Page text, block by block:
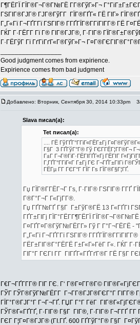
Г¶ГЁГЇ ГЇГ®Г¬Г®Г№ГЁ Г­Г®ГўГ»Г¬
ГЅГІГ®ГЈГ® ГЈГ®ГўГ­Г ГЇГ®ГҐГ« ГЁ ГІГ»
Г„Г«Гї Г¬ГҐГ­Гї ГЅГІГ® Г­ГҐГЇГ®Г­ГїГІГ­Г® ГЁ
ГЌГ Г·ГЁГ­Г Гї Г® ГІГ®ГЈГ®, Г·ГІГ®
Г·ГЁГўГ Гї ГґГіГґГ«Г®ГўГ»Г¬
Good judgment comes from expirience.
Expirience comes from bad judgment
Добавлено: Вторник, Сентября 30, 2014 10:33pm
Slava писал(а):
Tet писал(а):
.... ГЁ ГўГҐГ°Г­ГіГ«ГЁГ±Гј
Г§Г 3 ГҐГўГ°Г® Гў ГЄГ­ГЁГ¦Г­Г®Г¬
Г±Г Г¬Г®ГіГ·ГЁГІГҐГ«Гј ГЁГІГ
Г‚ГҐГ°Г­ГіГ«Г Г±Гј ГЄ Г¬ГҐГ±ГІГі
ГЁГµ Г­Г ГЄГ°Г ГЇГ Гѕ ГЇГ®Г§Г¦ГҐ.
Гџ ГЇГ®Г­ГЁГ¬Г Гѕ, Г·ГІГ® ГЅГІГ® Г­ГҐ
Г®Г°Г¬Г Г«ГјГ­Г®.
Гџ ГҐГ№ГҐ Г§Г Г±ГўГ®ГЁ 13 Г«ГҐГІ
ГҐГ±ГІГј ГЇГ°ГЁГ­Г¶ГЁГЇ
Г¤ГҐГ¤Г®ГўГ№ГЁГ­Г» Гў Г Г°Г¬ГЁГЁ -
Г„Г«Гї Г¬ГҐГ­Гї ГЅГІГ®
ГЁГ±ГІГ®Г°ГЁГЁ Г±Г«Г»ГёГ Г«. ГЌГ
ГІГ°Г ГЄГІ Г­Г ГІГҐГ«ГҐГґГ®Г­ ГЁ Г§Г
Г€Г¬ГҐГ­Г­Г® ГІГ ГЄ. Г‘ Г®Г¤Г­Г®Г©
ГЎГ ГЎГ®ГўГ№ГЁГ­Г Г¬Г­Г®ГЈГ®ГЄГ°Г ГІГ­Г®
ГЇГ°Г®ГЈГ°Г Г¬Г¬ГҐ. ГЏГ Г°Г ГёГ
ГЎГ®Г«ГҐГҐ, Г·ГІГ® Г§Г ГІГ®, Г·ГІГ® Г¬Г­ГҐ Г­Г
ГЄГ Г¦Г¤Г®ГЈГ® (ГІ.ГҐ. 600 ГҐГўГ°Г® Г§Г